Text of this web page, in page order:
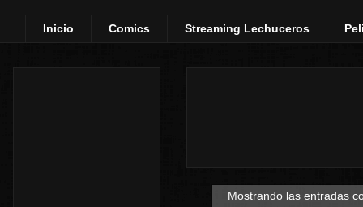
Inicio Comics Streaming Lechuceros
Mostrando las entradas